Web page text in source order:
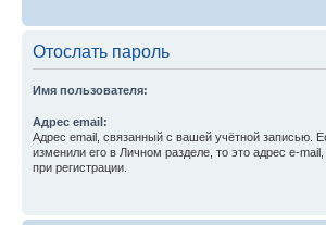
Отослать пароль
Имя пользователя:
Адрес email:
Адрес email, связанный с вашей учётной записью.
изменили его в Личном разделе, то это адрес e-
при регистрации.